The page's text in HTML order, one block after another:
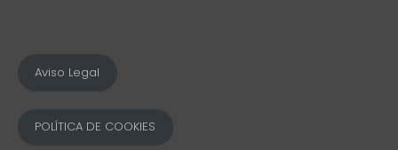
Aviso Legal
POLÍTICA DE COOKIES